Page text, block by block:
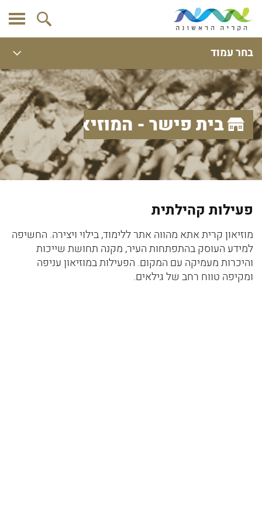
בחר עמוד
בית פישר - המוזיאון העירוני
פעילות קהילתית
מוזיאון קרית אתא מהווה אתר ללימוד, בילוי ויצירה. החשיפה
למידע העוסק בהתפתחות העיר, מקנה תחושת שייכות
והיכרות מעמיקה עם המקום. הפעילות במוזיאון עניפה
ומקיפה טווח רחב של גילאים.